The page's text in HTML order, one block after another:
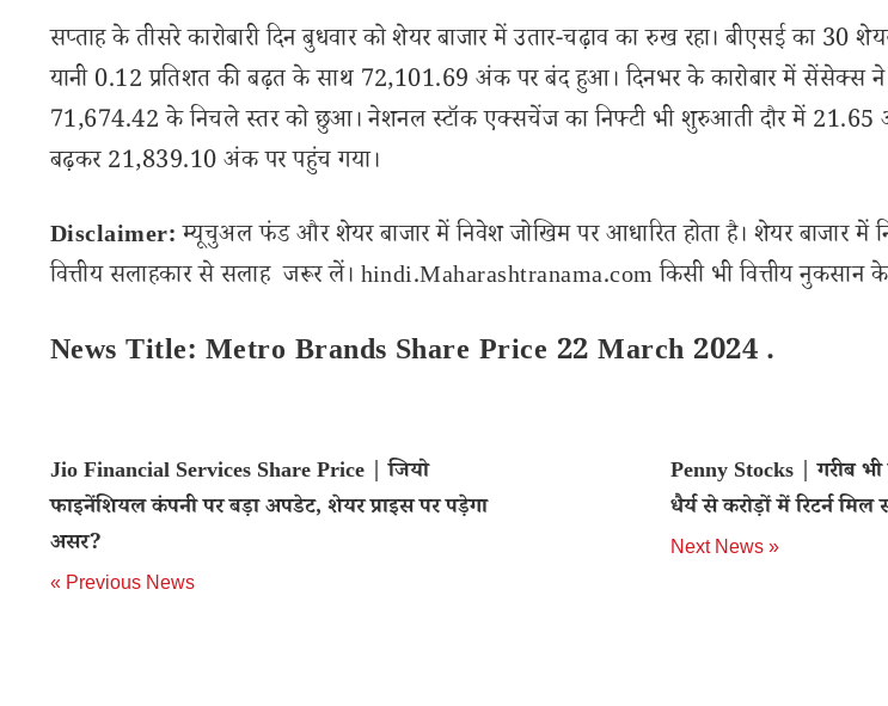
सप्ताह के तीसरे कारोबारी दिन बुधवार को शेयर बाजार में उतार-चढ़ाव का रुख रहा। बीएसई का
यानी 0.12 प्रतिशत की बढ़त के साथ 72,101.69 अंक पर बंद हुआ। दिनभर के कारोबार में
71,674.42 के निचले स्तर को छुआ। नेशनल स्टॉक एक्सचेंज का निफ्टी भी शुरुआती दौर में 21.65
बढ़कर 21,839.10 अंक पर पहुंच गया।
Disclaimer:म्यूचुअल फंड और शेयर बाजार में निवेश जोखिम पर आधारित होता है। शेयर बाजार
वित्तीय सलाहकार से सलाह जरूर लें। hindi.Maharashtranama.com किसी भी वित्तीय नुकसान के
News Title: Metro Brands Share Price 22 March 2024 .
Jio Financial Services Share Price | जियो
फाइनेंशियल कंपनी पर बड़ा अपडेट, शेयर प्राइस पर पड़ेगा
असर?
« Previous News
Penny Stocks | गरीब
धैर्य से करोड़ों में रिटर्न
Next News »